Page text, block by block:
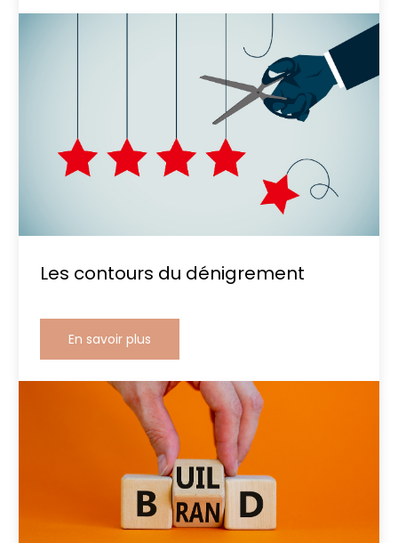
Les contours du dénigrement
En savoir plus